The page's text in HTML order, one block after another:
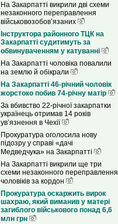
На Закарпатті викрили дві схеми
незаконного переправлення
військовозобов’язаних
Інструктора районного ТЦК на
Закарпатті судитимуть за
обвинуваченням у катуванні
На Закарпатті чоловіка повалили
на землю й обікрали
На Закарпатті 46-річний чоловік
жорстоко побив 74-річну матір
За вбивство 22-річної закарпатки
українець отримав 14 років
ув’язнення в Чехії
Прокуратура оголосила нову
підозру у справі «дачі
Медведчука» на Закарпатті
На Закарпатті викрили ще три
схеми незаконного переправлення
чоловіків за кордон
Прокуратура оскаржить вирок
шахраю, який виманив у матері
загиблого військового понад 6,6
млн грн